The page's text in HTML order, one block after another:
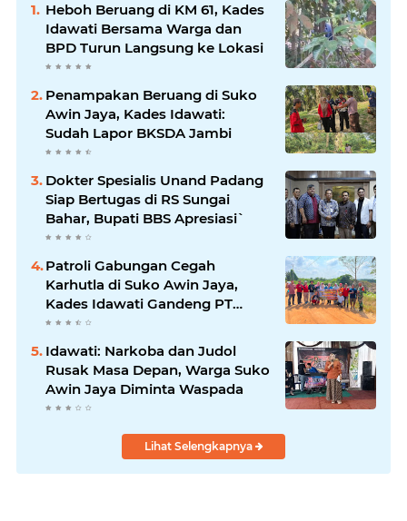
Heboh Beruang di KM 61, Kades
Idawati Bersama Warga dan
BPD Turun Langsung ke Lokasi
Penampakan Beruang di Suko
Awin Jaya, Kades Idawati:
Sudah Lapor BKSDA Jambi
Dokter Spesialis Unand Padang
Siap Bertugas di RS Sungai
Bahar, Bupati BBS Apresiasi`
Patroli Gabungan Cegah
Karhutla di Suko Awin Jaya,
Kades Idawati Gandeng PT
BBB-S, TNI dan BPD
Idawati: Narkoba dan Judol
Rusak Masa Depan, Warga Suko
Awin Jaya Diminta Waspada
Lihat Selengkapnya